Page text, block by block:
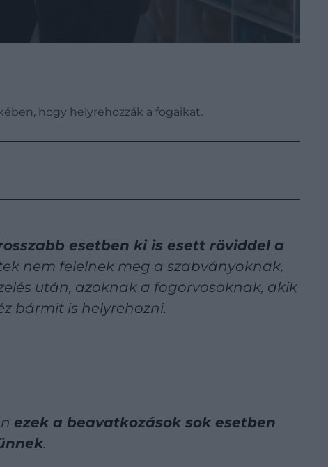
hogy helyrehozzák a fogaikat.
esetben ki is esett röviddel a
nem felelnek meg a szabványoknak,
után, azoknak a fogorvosoknak, akik
bármit is helyrehozni.
ezek a beavatkozások sok esetben
.